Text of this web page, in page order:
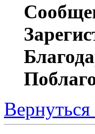
Вернуться